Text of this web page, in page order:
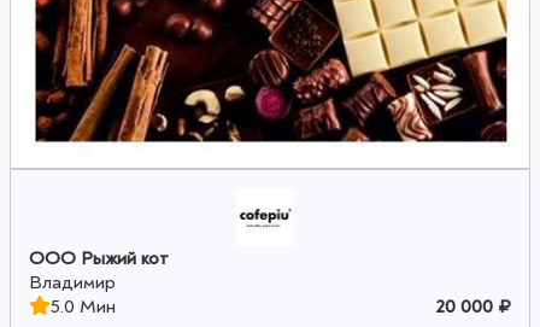
ООО Рыжий кот
Владимир
5.0 Мин
20 000 ₽